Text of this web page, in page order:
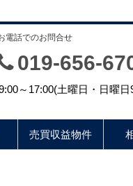
電話でのお問合せ
019-656-
～17:00(土曜日・日曜
売買収益物件